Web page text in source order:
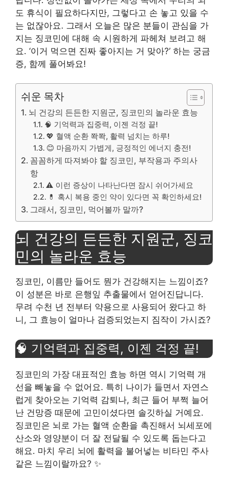
도 휴식이 필요하다지만, 그렇다고 손 놓고 있을 수
는 없잖아요. 그래서 오늘은 많은 분들이 관심을 가
지는 징코민에 대해 속 시원하게 파헤쳐 보려고 해
요. ‘이거 먹으면 진짜 좋아지는 거 맞아?’ 하는 궁금
증, 함께 풀어봐요!
쉬운 목차
뇌 건강의 든든한 지원군, 징코민의 놀라운 효능
🧠 기억력과 집중력, 이젠 걱정 끝!
💖 혈액 순환 쫙쫙, 활력 넘치는 하루!
😊 마음까지 가볍게, 긍정적인 에너지 충전!
꼼꼼하게 따져봐야 할 징코민, 부작용과 주의사
항
⚠️ 이런 증상이 나타난다면 잠시 쉬어가세요
💊 혹시 복용 중인 약이 있다면 꼭 확인하세요!
그래서, 징코민, 먹어볼까 말까?
뇌 건강의 든든한 지원군, 징코
민의 놀라운 효능
징코민, 이름만 들어도 뭔가 건강해지는 느낌이죠?
이 성분은 바로 은행잎 추출물에서 얻어진답니다.
무려 수천 년 전부터 약용으로 사용되어 왔다고 하
니, 그 효능이 얼마나 검증되었는지 짐작이 가시죠?
🧠 기억력과 집중력, 이젠 걱정 끝!
징코민의 가장 대표적인 효능 하면 역시 기억력 개
선을 빼놓을 수 없어요. 특히 나이가 들면서 자연스
럽게 찾아오는 기억력 감퇴나, 최근 들어 부쩍 늘어
난 건망증 때문에 고민이셨다면 솔깃하실 거예요.
징코민은 뇌로 가는 혈액 순환을 촉진해서 뇌세포에
산소와 영양분이 더 잘 전달될 수 있도록 돕는다고
해요. 마치 우리 뇌에 활력을 불어넣는 비타민 주사
같은 느낌이랄까요? ✨